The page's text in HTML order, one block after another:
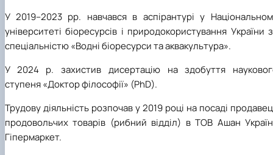
У 2019–2023 рр. навчався в аспірантурі у
університеті біоресурсів і природокористування України
спеціальністю «Водні біоресурси та аквакультура».
У 2024 р. захистив дисертацію на здобуття
ступеня «Доктор філософії» (PhD).
Трудову діяльність розпочав у 2019 році на посаді
продовольчих товарів (рибний відділ) в ТОВ Ашан
Гіпермаркет.